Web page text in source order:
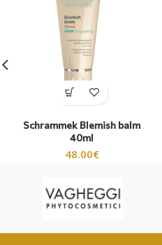
Schrammek Blemish balm
40ml
48.00€